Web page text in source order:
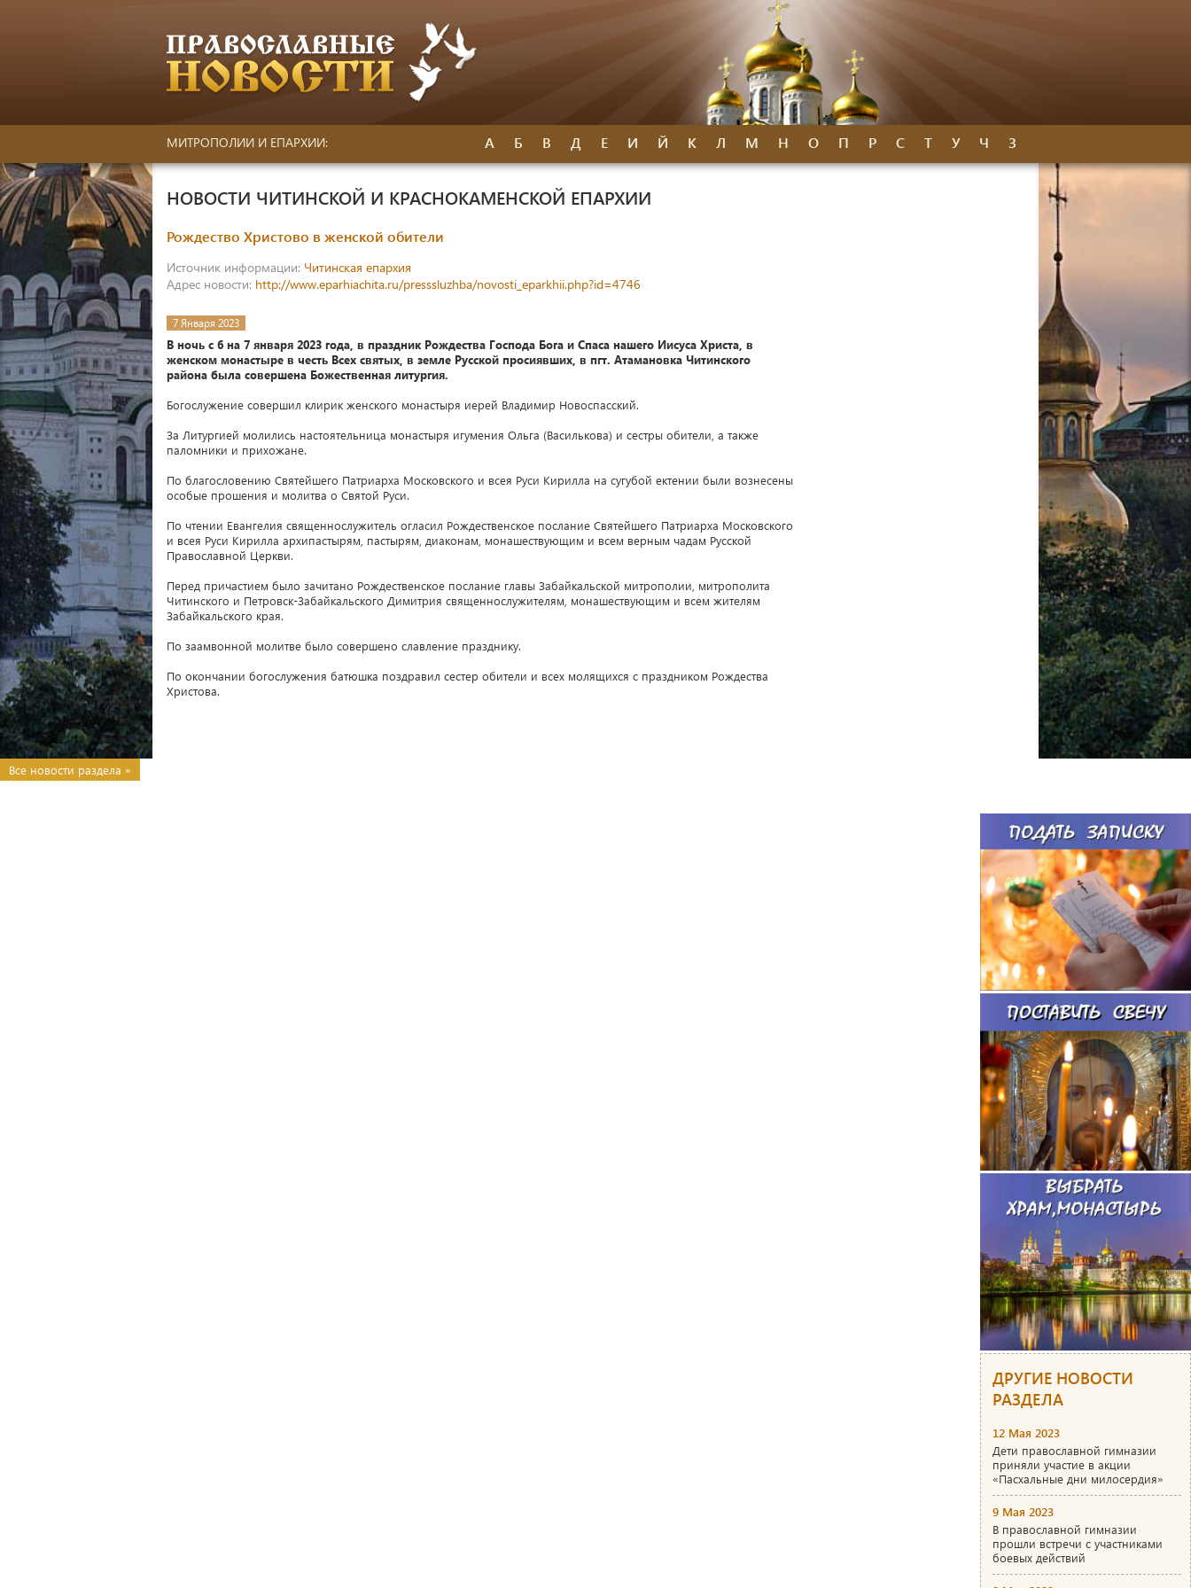
МИТРОПОЛИИ И ЕПАРХИИ: А Б В Д Е И Й К Л М Н О П Р С Т У Ч З
НОВОСТИ ЧИТИНСКОЙ И КРАСНОКАМЕНСКОЙ ЕПАРХИИ
Рождество Христово в женской обители
Источник информации: Читинская епархия
Адрес новости: http://www.eparhiachita.ru/presssluzhba/novosti_eparkhii.php?id=4746
7 Января 2023
В ночь с 6 на 7 января 2023 года, в праздник Рождества Господа Бога и Спаса нашего Иисуса Христа, в
женском монастыре в честь Всех святых, в земле Русской просиявших, в пгт. Атамановка Читинского
района была совершена Божественная литургия.
Богослужение совершил клирик женского монастыря иерей Владимир Новоспасский.
За Литургией молились настоятельница монастыря игумения Ольга (Василькова) и сестры обители, а также
паломники и прихожане.
По благословению Святейшего Патриарха Московского и всея Руси Кирилла на сугубой ектении были вознесены
особые прошения и молитва о Святой Руси.
По чтении Евангелия священнослужитель огласил Рождественское послание Святейшего Патриарха Московского
и всея Руси Кирилла архипастырям, пастырям, диаконам, монашествующим и всем верным чадам Русской
Православной Церкви.
Перед причастием было зачитано Рождественское послание главы Забайкальской митрополии, митрополита
Читинского и Петровск-Забайкальского Димитрия священнослужителям, монашествующим и всем жителям
Забайкальского края.
По заамвонной молитве было совершено славление празднику.
По окончании богослужения батюшка поздравил сестер обители и всех молящихся с праздником Рождества
Христова.
Все новости раздела »
ДРУГИЕ НОВОСТИ
РАЗДЕЛА
12 Мая 2023
Дети православной гимназии
приняли участие в акции
«Пасхальные дни милосердия»
9 Мая 2023
В православной гимназии
прошли встречи с участниками
боевых действий